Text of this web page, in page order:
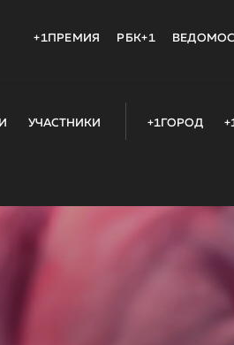
+1ПРЕМИЯ РБК+1
УЧАСТНИКИ +1ГОРОД